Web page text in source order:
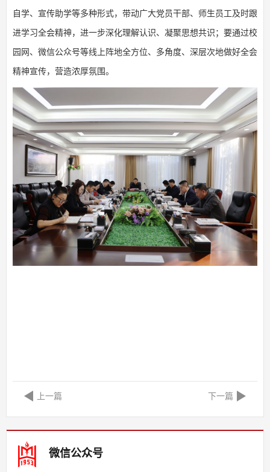
自学、宣传助学等多种形式，带动广大党员干部、师生员工及时跟
进学习全会精神，进一步深化理解认识、凝聚思想共识；要通过校
园网、微信公众号等线上阵地全方位、多角度、深层次地做好全会
精神宣传，营造浓厚氛围。
上一篇 下一篇
微信公众号